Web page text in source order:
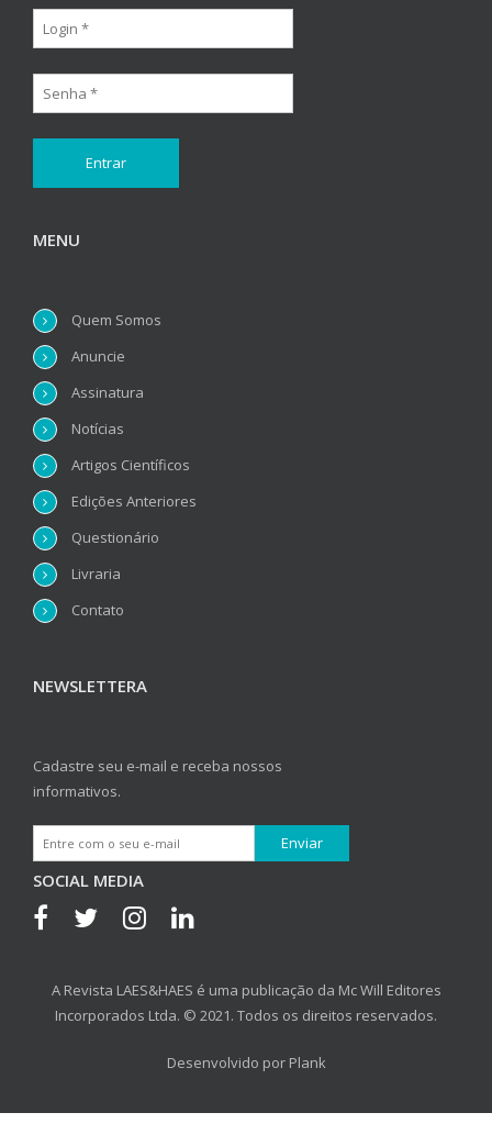
MENU
Quem Somos
Anuncie
Assinatura
Notícias
Artigos Científicos
Edições Anteriores
Questionário
Livraria
Contato
NEWSLETTERA
Cadastre seu e-mail e receba nossos
informativos.
SOCIAL MEDIA
A Revista LAES&HAES é uma publicação da Mc Will Editores
Incorporados Ltda. © 2021. Todos os direitos reservados.
Desenvolvido por Plank